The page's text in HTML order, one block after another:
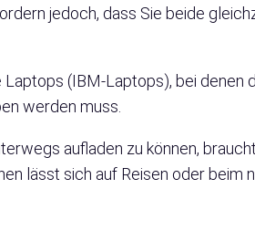
jedoch, dass Sie beide
(IBM-Laptops), bei denen
werden muss.
aufladen zu können,
lässt sich auf Reisen oder beim